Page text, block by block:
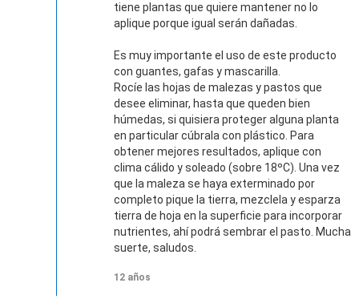
tiene plantas que quiere mantener no lo
aplique porque igual serán dañadas.
Es muy importante el uso de este producto
con guantes, gafas y mascarilla.
Rocíe las hojas de malezas y pastos que
desee eliminar, hasta que queden bien
húmedas, si quisiera proteger alguna planta
en particular cúbrala con plástico. Para
obtener mejores resultados, aplique con
clima cálido y soleado (sobre 18ºC). Una vez
que la maleza se haya exterminado por
completo pique la tierra, mezclela y esparza
tierra de hoja en la superficie para incorporar
nutrientes, ahí podrá sembrar el pasto. Mucha
suerte, saludos.
12 años